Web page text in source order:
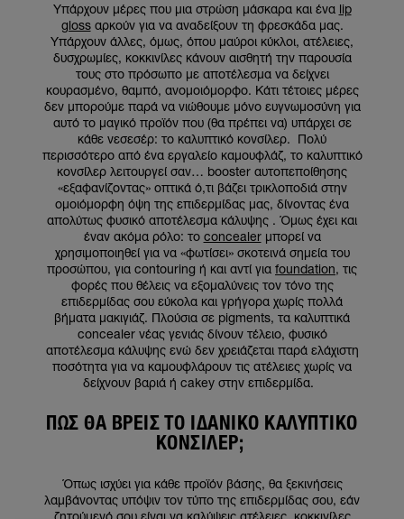
Υπάρχουν μέρες που μια στρώση μάσκαρα και ένα lip
glossαρκούν για να αναδείξουν τη φρεσκάδα μας.
Υπάρχουν άλλες, όμως, όπου μαύροι κύκλοι, ατέλειες,
δυσχρωμίες, κοκκινίλες κάνουν αισθητή την παρουσία
τους στο πρόσωπο με αποτέλεσμα να δείχνει
κουρασμένο, θαμπό, ανομοιόμορφο. Κάτι τέτοιες μέρες
δεν μπορούμε παρά να νιώθουμε μόνο ευγνωμοσύνη για
αυτό το μαγικό προϊόν που (θα πρέπει να) υπάρχει σε
κάθε νεσεσέρ: το καλυπτικό κονσίλερ. Πολύ
περισσότερο από ένα εργαλείο καμουφλάζ, το καλυπτικό
κονσίλερ λειτουργεί σαν… booster αυτοπεποίθησης
«εξαφανίζοντας» οπτικά ό,τι βάζει τρικλοποδιά στην
ομοιόμορφη όψη της επιδερμίδας μας, δίνοντας ένα
απολύτως φυσικό αποτέλεσμα κάλυψης . Όμως έχει και
έναν ακόμα ρόλο: το concealerμπορεί να
χρησιμοποιηθεί για να «φωτίσει» σκοτεινά σημεία του
προσώπου, για contouring ή και αντί για foundation, τις
φορές που θέλεις να εξομαλύνεις τον τόνο της
επιδερμίδας σου εύκολα και γρήγορα χωρίς πολλά
βήματα μακιγιάζ. Πλούσια σε pigments, τα καλυπτικά
concealer νέας γενιάς δίνουν τέλειο, φυσικό
αποτέλεσμα κάλυψης ενώ δεν χρειάζεται παρά ελάχιστη
ποσότητα για να καμουφλάρουν τις ατέλειες χωρίς να
δείχνουν βαριά ή cakey στην επιδερμίδα.
ΠΏΣ ΘΑ ΒΡΕΙΣ ΤΟ ΙΔΑΝΙΚΌ ΚΑΛΥΠΤΙΚΌ
ΚΟΝΣΊΛΕΡ;
Όπως ισχύει για κάθε προϊόν βάσης, θα ξεκινήσεις
λαμβάνοντας υπόψιν τον τύπο της επιδερμίδας σου, εάν
ζητούμενό σου είναι να καλύψεις ατέλειες, κοκκινίλες